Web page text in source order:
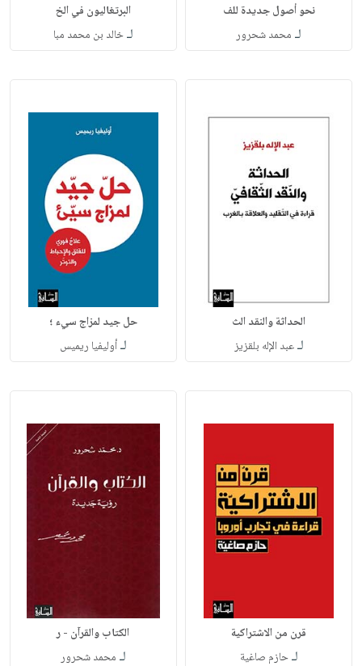
نحو أصول جديدة للف
لـ محمد شحرور
البرتغاليون في الخ
لـخالد بن محمد مبا
الحداثة والنقد الث
لـعبد الإله بلقزيز
حل جيد لمزاج سيء ؛
لـأوليفيا ريميس
قرن من الاشتراكية
لـحازم صاغية
الكتاب والقرآن - ر
لـ محمد شحرور